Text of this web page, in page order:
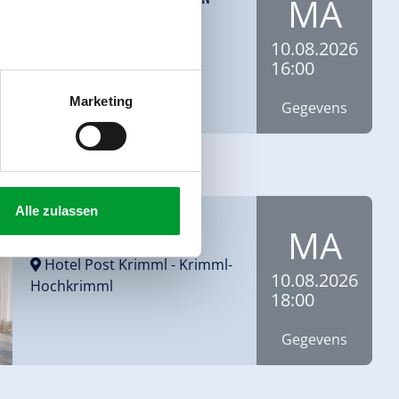
Marketing
Alle zulassen
MA
10.08.2026
16:00
Gegevens
Health Conscious - Yoga
Hotel Post Krimml - Krimml-
Hochkrimml
MA
10.08.2026
18:00
Gegevens